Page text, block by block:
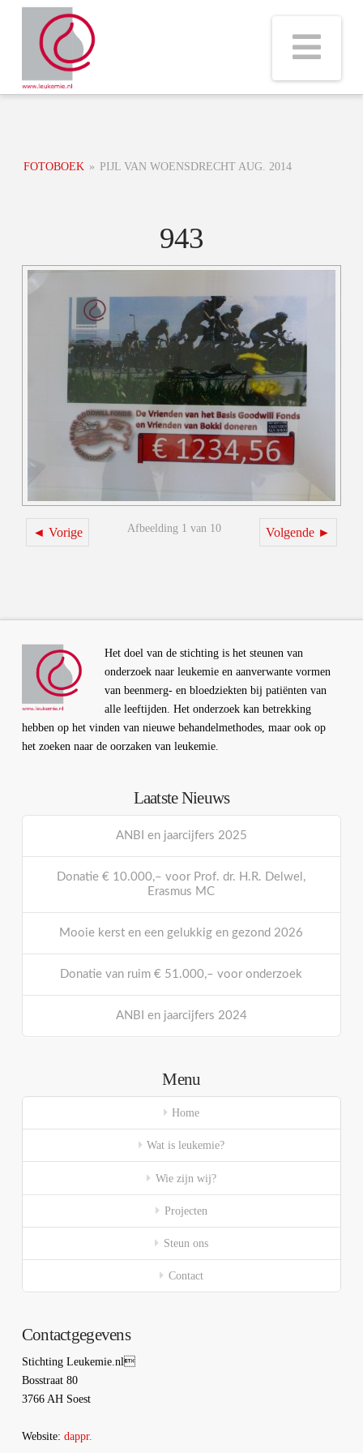
FOTOBOEK » PIJL VAN WOENSDRECHT AUG. 2014
943
◄ Vorige Volgende ►
Afbeelding 1 van 10
Het doel van de stichting is het steunen van
onderzoek naar leukemie en aanverwante vormen
van beenmerg- en bloedziekten bij patiënten van
alle leeftijden. Het onderzoek kan betrekking
hebben op het vinden van nieuwe behandelmethodes, maar ook op
het zoeken naar de oorzaken van leukemie.
Laatste Nieuws
ANBI en jaarcijfers 2025
Donatie € 10.000,– voor Prof. dr. H.R. Delwel,
Erasmus MC
Mooie kerst en een gelukkig en gezond 2026
Donatie van ruim € 51.000,– voor onderzoek
ANBI en jaarcijfers 2024
Menu
Home
Wat is leukemie?
Wie zijn wij?
Projecten
Steun ons
Contact
Contactgegevens
Stichting Leukemie.nl
Bosstraat 80
3766 AH Soest
Website: dappr.